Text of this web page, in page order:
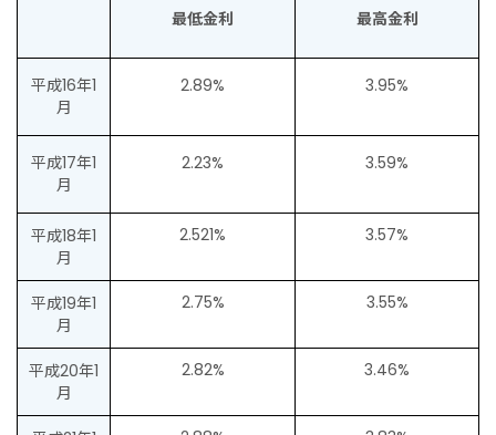
最低金利 最高金利
平成16年1
月
2.89% 3.95%
平成17年1
月
2.23% 3.59%
平成18年1
月
2.521% 3.57%
平成19年1
月
2.75% 3.55%
平成20年1
月
2.82% 3.46%